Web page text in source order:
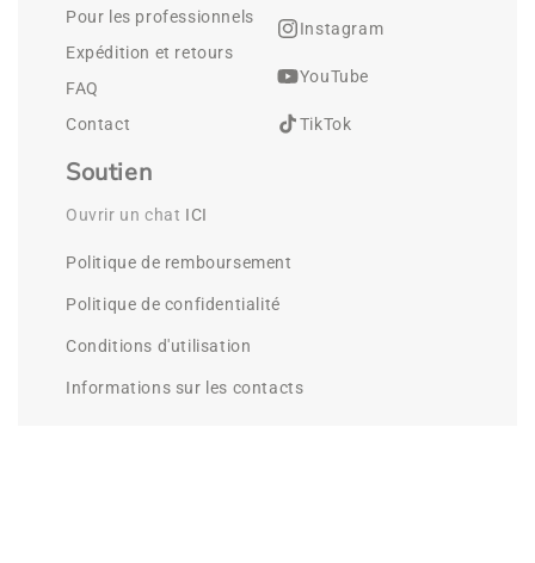
Pour les professionnels
Expédition et retours
FAQ
Contact
Instagram
YouTube
TikTok
Soutien
Ouvrir un chat ICI
Politique de remboursement
Politique de confidentialité
Conditions d'utilisation
Informations sur les contacts